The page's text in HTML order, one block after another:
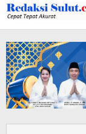
Lewati
ke
konten